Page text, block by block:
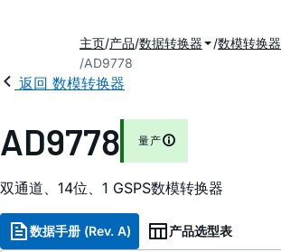
主页 产品 数据转换器
数模转换器
AD9778
返回 数模转换器
AD9778 量产
双通道、14位、1 GSPS数模转换器
数据手册 (Rev. A) 产品选型表